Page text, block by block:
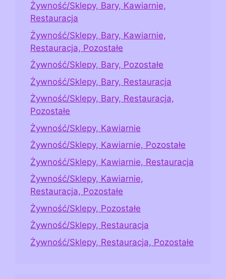
Żywność/Sklepy, Bary, Kawiarnie,
Restauracja
Żywność/Sklepy, Bary, Kawiarnie,
Restauracja, Pozostałe
Żywność/Sklepy, Bary, Pozostałe
Żywność/Sklepy, Bary, Restauracja
Żywność/Sklepy, Bary, Restauracja,
Pozostałe
Żywność/Sklepy, Kawiarnie
Żywność/Sklepy, Kawiarnie, Pozostałe
Żywność/Sklepy, Kawiarnie, Restauracja
Żywność/Sklepy, Kawiarnie,
Restauracja, Pozostałe
Żywność/Sklepy, Pozostałe
Żywność/Sklepy, Restauracja
Żywność/Sklepy, Restauracja, Pozostałe